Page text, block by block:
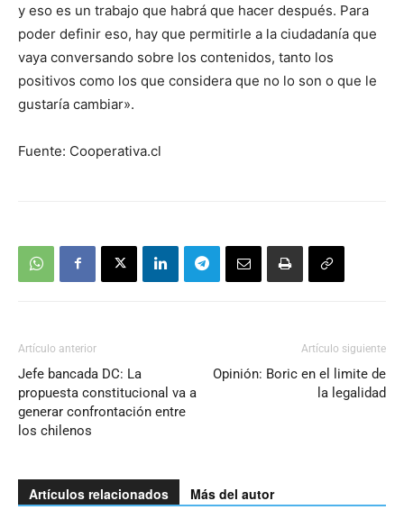
y eso es un trabajo que habrá que hacer después. Para
poder definir eso, hay que permitirle a la ciudadanía que
vaya conversando sobre los contenidos, tanto los
positivos como los que considera que no lo son o que le
gustaría cambiar».
Fuente: Cooperativa.cl
Artículo anterior
Jefe bancada DC: La
propuesta constitucional va a
generar confrontación entre
los chilenos
Artículo siguiente
Opinión: Boric en el limite de
la legalidad
Artículos relacionados Más del autor